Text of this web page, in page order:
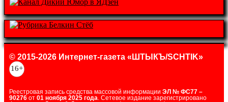
© 2015-2026 Интернет-газета «ШТЫКЪ/SCHTIK»
16+
Реестровая запись средства массовой информации ЭЛ № ФС77 –
90276 от 01 ноября 2025 года. Сетевое издание зарегистрировано